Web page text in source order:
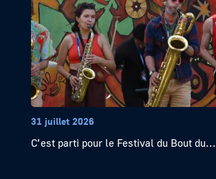
31 juillet 2026
C’est parti pour le Festival du Bout du...